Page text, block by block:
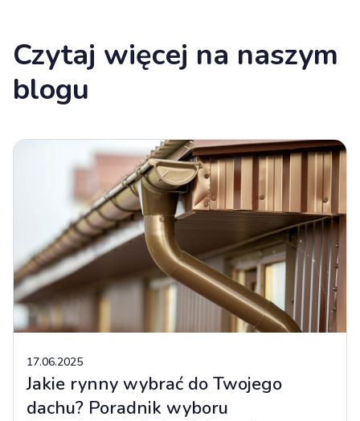
Czytaj więcej na naszym
blogu
17.06.2025
Jakie rynny wybrać do Twojego
dachu? Poradnik wyboru